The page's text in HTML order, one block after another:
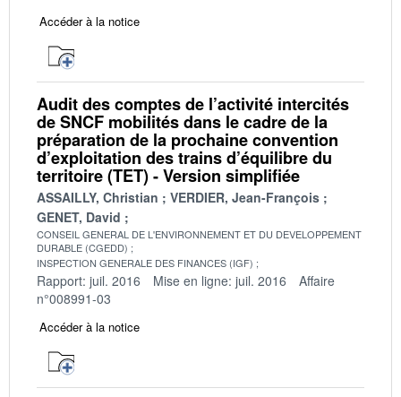
Accéder à la notice
Audit des comptes de l’activité intercités
de SNCF mobilités dans le cadre de la
préparation de la prochaine convention
d’exploitation des trains d’équilibre du
territoire (TET) - Version simplifiée
ASSAILLY, Christian
VERDIER, Jean-François
GENET, David
CONSEIL GENERAL DE L'ENVIRONNEMENT ET DU DEVELOPPEMENT
DURABLE (CGEDD)
INSPECTION GENERALE DES FINANCES (IGF)
Rapport: juil. 2016 Mise en ligne: juil. 2016
Affaire
n°008991-03
Accéder à la notice